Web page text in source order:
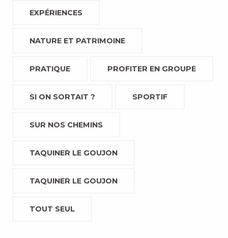
EXPÉRIENCES
NATURE ET PATRIMOINE
PRATIQUE PROFITER EN GROUPE
SI ON SORTAIT ? SPORTIF
SUR NOS CHEMINS
TAQUINER LE GOUJON
TAQUINER LE GOUJON
TOUT SEUL